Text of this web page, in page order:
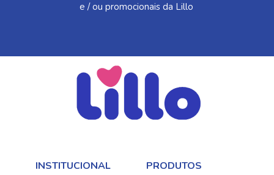
e / ou promocionais da Lillo
INSTITUCIONAL PRODUTOS